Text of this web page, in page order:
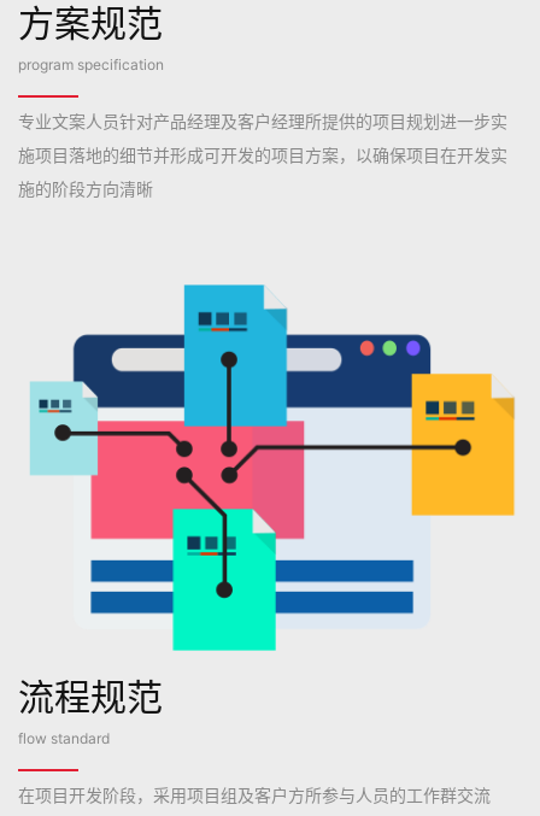
方案规范
program specification
专业文案人员针对产品经理及客户经理所提供的项目规划进一步实
施项目落地的细节并形成可开发的项目方案，以确保项目在开发实
施的阶段方向清晰
流程规范
flow standard
在项目开发阶段，采用项目组及客户方所参与人员的工作群交流